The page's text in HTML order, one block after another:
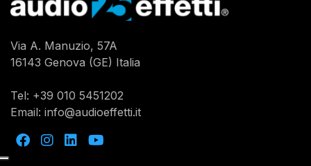
Via A. Manuzio, 57A
16143 Genova (GE) Italia
Tel: +39 010 5451202
Email: info@audioeffetti.it